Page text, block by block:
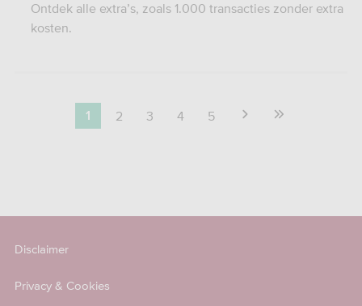
Ontdek alle extra’s, zoals 1.000 transacties zonder extra
kosten.
1 2 3 4 5
Disclaimer
Privacy & Cookies